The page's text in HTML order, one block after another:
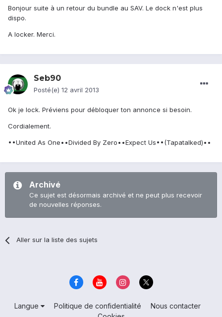
Bonjour suite à un retour du bundle au SAV. Le dock n'est plus
dispo.
A locker. Merci.
Seb90
Posté(e) 12 avril 2013
Ok je lock. Préviens pour débloquer ton annonce si besoin.
Cordialement.
••United As One••Divided By Zero••Expect Us••(Tapatalked)••
Archivé
Ce sujet est désormais archivé et ne peut plus recevoir
de nouvelles réponses.
Aller sur la liste des sujets
Langue Politique de confidentialité
Nous contacter